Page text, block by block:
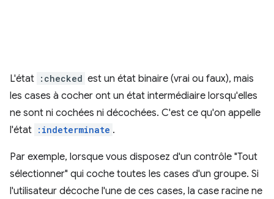
L'état :checked est un état binaire (vrai ou faux), mais
les cases à cocher ont un état intermédiaire lorsqu'elles
ne sont ni cochées ni décochées. C'est ce qu'on appelle
l'état :indeterminate .
Par exemple, lorsque vous disposez d'un contrôle "Tout
sélectionner" qui coche toutes les cases d'un groupe. Si
l'utilisateur décoche l'une de ces cases, la case racine ne